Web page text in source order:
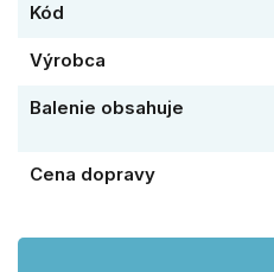
Kód
Výrobca
Balenie obsahuje
Cena dopravy